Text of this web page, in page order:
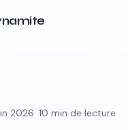
2026· 10 min de lecture